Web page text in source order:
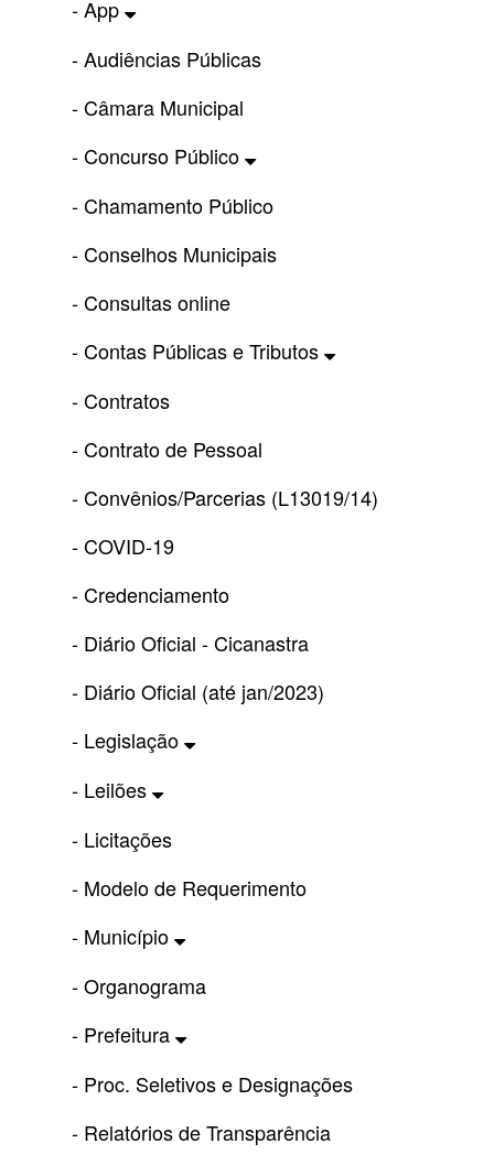
- App
- Audiências Públicas
- Câmara Municipal
- Concurso Público
- Chamamento Público
- Conselhos Municipais
- Consultas online
- Contas Públicas e Tributos
- Contratos
- Contrato de Pessoal
- Convênios/Parcerias (L13019/14)
- COVID-19
- Credenciamento
- Diário Oficial - Cicanastra
- Diário Oficial (até jan/2023)
- Legislação
- Leilões
- Licitações
- Modelo de Requerimento
- Município
- Organograma
- Prefeitura
- Proc. Seletivos e Designações
- Relatórios de Transparência